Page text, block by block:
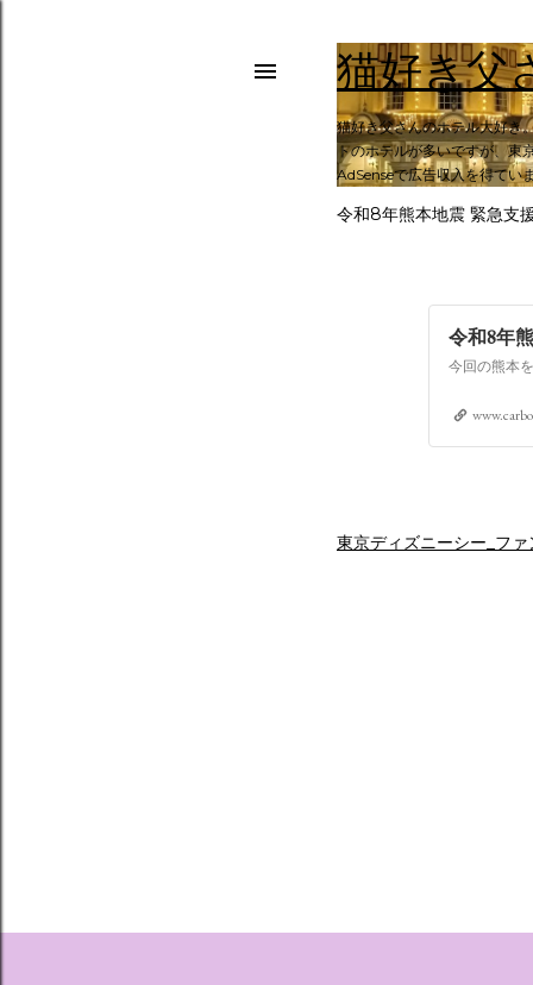
猫好き父
猫好き父さんのホテル大好き
トのホテルが多いですが、東
AdSenseで広告収入を得てい
令和8年熊本地震 緊急支
令和8年
東京ディズニーシー_フ